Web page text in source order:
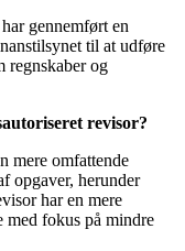
gennemført en
til at udføre
regnskaber og
revisor?
mere omfattende
opgaver, herunder
har en mere
med fokus på mindre